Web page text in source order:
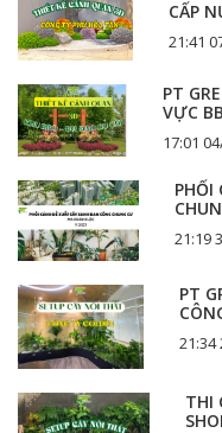
CẤP
21:41
PT
VỰC
17:01
PHỐI
21:19
PT
21:34
THI